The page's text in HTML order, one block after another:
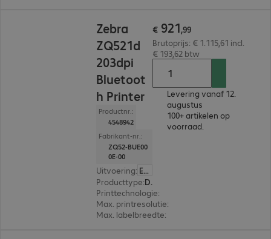
Zebra
ZQ521d
203dpi
Bluetoot
h Printer
Productnr.:
4548942
Fabrikant-nr.:
ZQ52-BUE00
0E-00
Uitvoering: Europa
Producttype:
Draagbare labelprinter
Printtechnologie:
Max. printresolutie:
Max. labelbreedte:
€ 921,99
Brutoprijs: € 1.115,61 incl.
€ 193,62 btw
Levering vanaf 12.
augustus
100+ artikelen op
voorraad.